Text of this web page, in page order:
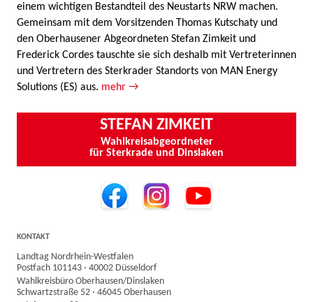
einem wichtigen Bestandteil des Neustarts NRW machen.
Gemeinsam mit dem Vorsitzenden Thomas Kutschaty und
den Oberhausener Abgeordneten Stefan Zimkeit und
Frederick Cordes tauschte sie sich deshalb mit Vertreterinnen
und Vertretern des Sterkrader Standorts von MAN Energy
Solutions (ES) aus. mehr →
STEFAN ZIMKEIT
Wahlkreisabgeordneter
für Sterkrade und Dinslaken
KONTAKT
Landtag Nordrhein-Westfalen
Postfach 101143 · 40002 Düsseldorf
Wahlkreisbüro Oberhausen/Dinslaken
Schwartzstraße 52 · 46045 Oberhausen